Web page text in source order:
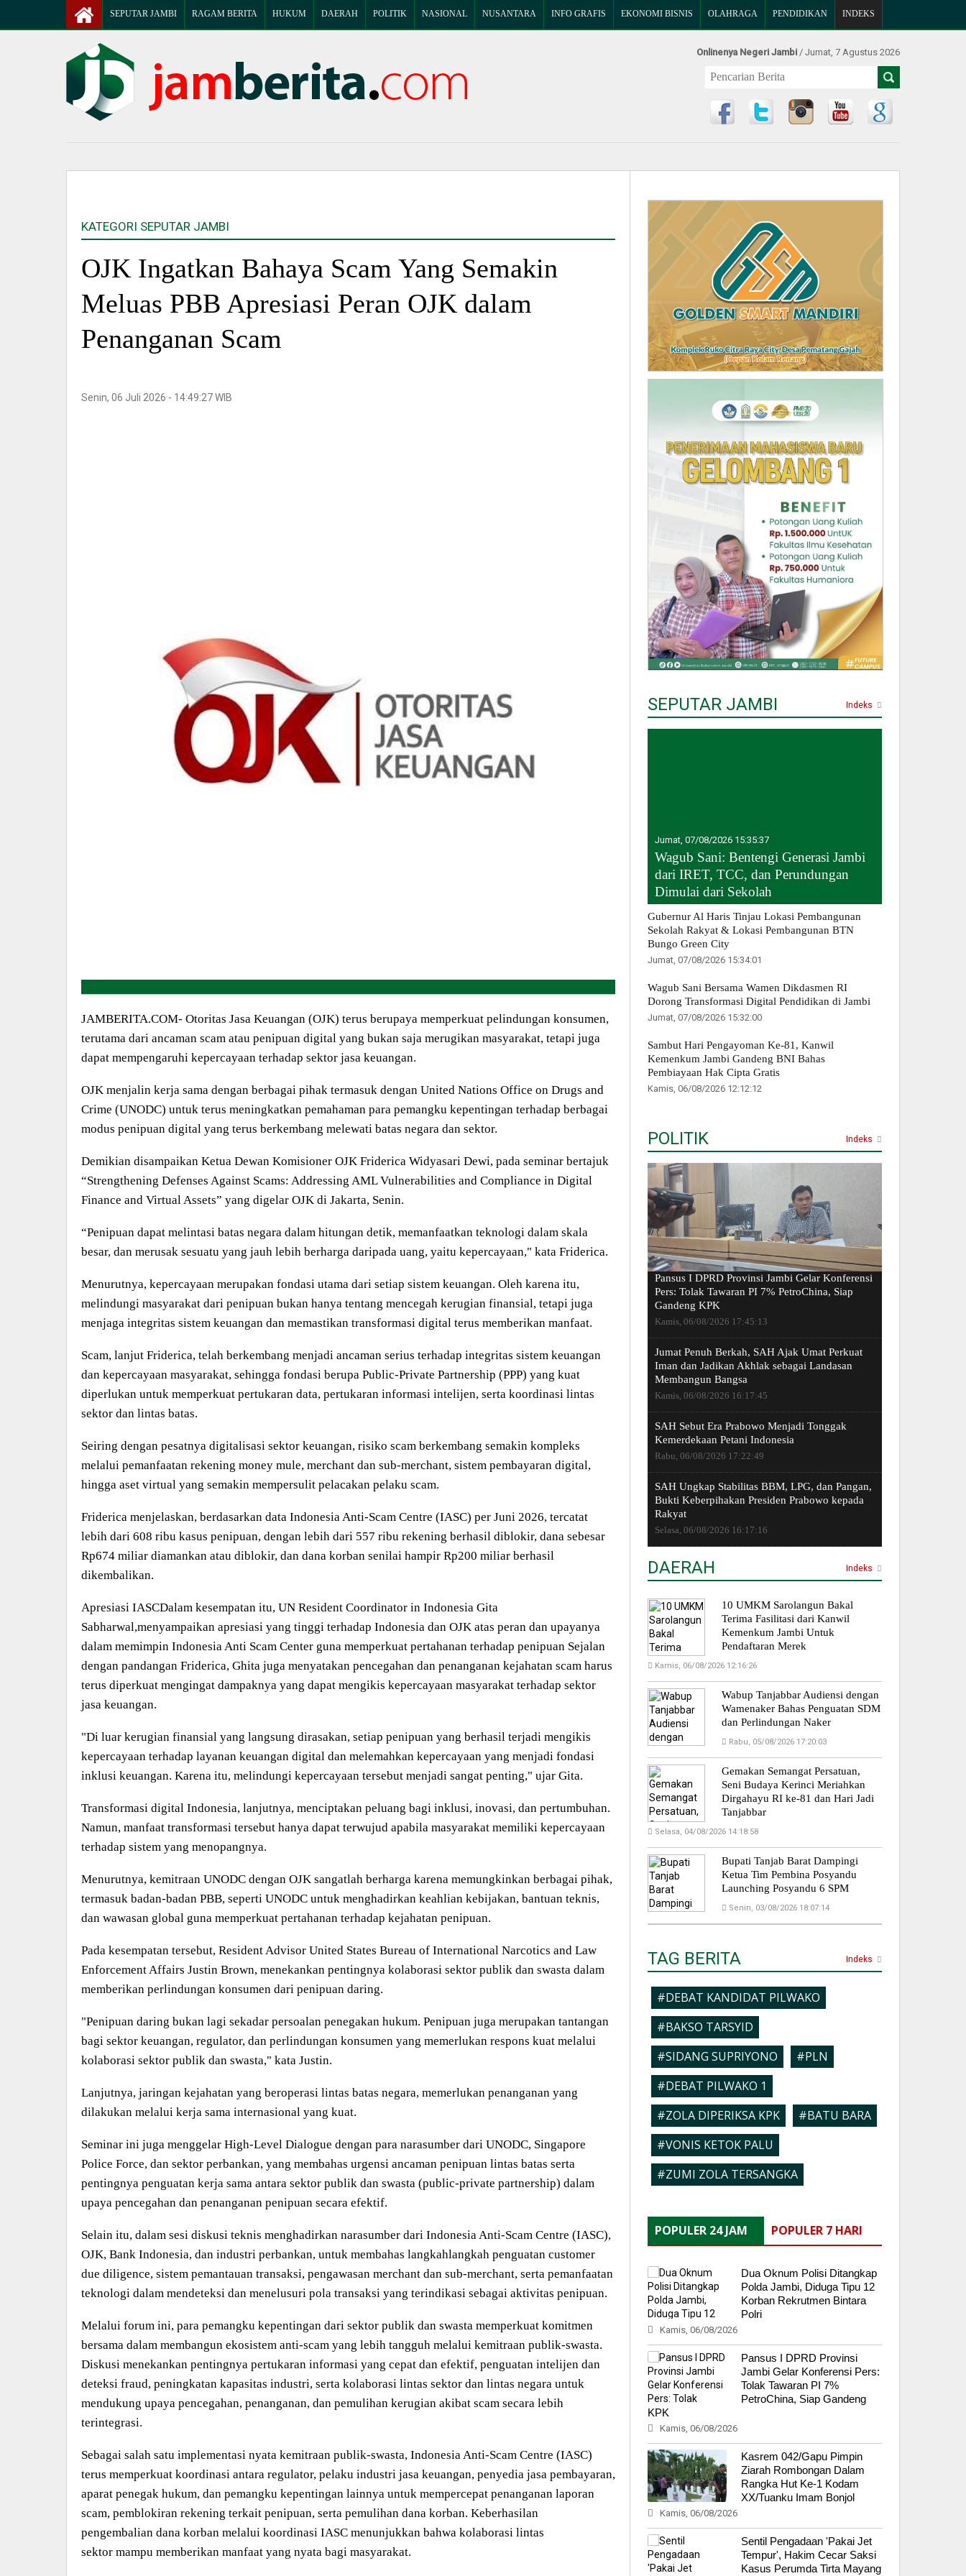
SEPUTAR JAMBI RAGAM BERITA HUKUM DAERAH POLITIK NASIONAL NUSANTARA INFO GRAFIS EKONOMI BISNIS OLAHRAGA PENDIDIKAN INDEKS
Onlinenya Negeri Jambi / Jumat, 7 Agustus 2026
KATEGORI SEPUTAR JAMBI
OJK Ingatkan Bahaya Scam Yang Semakin
Meluas PBB Apresiasi Peran OJK dalam
Penanganan Scam
Senin, 06 Juli 2026 - 14:49:27 WIB
JAMBERITA.COM- Otoritas Jasa Keuangan (OJK) terus berupaya memperkuat pelindungan konsumen,
terutama dari ancaman scam atau penipuan digital yang bukan saja merugikan masyarakat, tetapi juga
dapat mempengaruhi kepercayaan terhadap sektor jasa keuangan.
OJK menjalin kerja sama dengan berbagai pihak termasuk dengan United Nations Office on Drugs and
Crime (UNODC) untuk terus meningkatkan pemahaman para pemangku kepentingan terhadap berbagai
modus penipuan digital yang terus berkembang melewati batas negara dan sektor.
Demikian disampaikan Ketua Dewan Komisioner OJK Friderica Widyasari Dewi, pada seminar bertajuk
“Strengthening Defenses Against Scams: Addressing AML Vulnerabilities and Compliance in Digital
Finance and Virtual Assets” yang digelar OJK di Jakarta, Senin.
“Penipuan dapat melintasi batas negara dalam hitungan detik, memanfaatkan teknologi dalam skala
besar, dan merusak sesuatu yang jauh lebih berharga daripada uang, yaitu kepercayaan," kata Friderica.
Menurutnya, kepercayaan merupakan fondasi utama dari setiap sistem keuangan. Oleh karena itu,
melindungi masyarakat dari penipuan bukan hanya tentang mencegah kerugian finansial, tetapi juga
menjaga integritas sistem keuangan dan memastikan transformasi digital terus memberikan manfaat.
Scam, lanjut Friderica, telah berkembang menjadi ancaman serius terhadap integritas sistem keuangan
dan kepercayaan masyarakat, sehingga fondasi berupa Public-Private Partnership (PPP) yang kuat
diperlukan untuk memperkuat pertukaran data, pertukaran informasi intelijen, serta koordinasi lintas
sektor dan lintas batas.
Seiring dengan pesatnya digitalisasi sektor keuangan, risiko scam berkembang semakin kompleks
melalui pemanfaatan rekening money mule, merchant dan sub-merchant, sistem pembayaran digital,
hingga aset virtual yang semakin mempersulit pelacakan pelaku scam.
Friderica menjelaskan, berdasarkan data Indonesia Anti-Scam Centre (IASC) per Juni 2026, tercatat
lebih dari 608 ribu kasus penipuan, dengan lebih dari 557 ribu rekening berhasil diblokir, dana sebesar
Rp674 miliar diamankan atau diblokir, dan dana korban senilai hampir Rp200 miliar berhasil
dikembalikan.
Apresiasi IASCDalam kesempatan itu, UN Resident Coordinator in Indonesia Gita
Sabharwal,menyampaikan apresiasi yang tinggi terhadap Indonesia dan OJK atas peran dan upayanya
dalam memimpin Indonesia Anti Scam Center guna memperkuat pertahanan terhadap penipuan Sejalan
dengan pandangan Friderica, Ghita juga menyatakan pencegahan dan penanganan kejahatan scam harus
terus diperkuat mengingat dampaknya yang dapat mengikis kepercayaan masyarakat terhadap sektor
jasa keuangan.
"Di luar kerugian finansial yang langsung dirasakan, setiap penipuan yang berhasil terjadi mengikis
kepercayaan terhadap layanan keuangan digital dan melemahkan kepercayaan yang menjadi fondasi
inklusi keuangan. Karena itu, melindungi kepercayaan tersebut menjadi sangat penting," ujar Gita.
Transformasi digital Indonesia, lanjutnya, menciptakan peluang bagi inklusi, inovasi, dan pertumbuhan.
Namun, manfaat transformasi tersebut hanya dapat terwujud apabila masyarakat memiliki kepercayaan
terhadap sistem yang menopangnya.
Menurutnya, kemitraan UNODC dengan OJK sangatlah berharga karena memungkinkan berbagai pihak,
termasuk badan-badan PBB, seperti UNODC untuk menghadirkan keahlian kebijakan, bantuan teknis,
dan wawasan global guna memperkuat pertahanan terhadap kejahatan penipuan.
Pada kesempatan tersebut, Resident Advisor United States Bureau of International Narcotics and Law
Enforcement Affairs Justin Brown, menekankan pentingnya kolaborasi sektor publik dan swasta dalam
memberikan perlindungan konsumen dari penipuan daring.
"Penipuan daring bukan lagi sekadar persoalan penegakan hukum. Penipuan juga merupakan tantangan
bagi sektor keuangan, regulator, dan perlindungan konsumen yang memerlukan respons kuat melalui
kolaborasi sektor publik dan swasta," kata Justin.
Lanjutnya, jaringan kejahatan yang beroperasi lintas batas negara, memerlukan penanganan yang
dilakukan melalui kerja sama internasional yang kuat.
Seminar ini juga menggelar High-Level Dialogue dengan para narasumber dari UNODC, Singapore
Police Force, dan sektor perbankan, yang membahas urgensi ancaman penipuan lintas batas serta
pentingnya penguatan kerja sama antara sektor publik dan swasta (public-private partnership) dalam
upaya pencegahan dan penanganan penipuan secara efektif.
Selain itu, dalam sesi diskusi teknis menghadirkan narasumber dari Indonesia Anti-Scam Centre (IASC),
OJK, Bank Indonesia, dan industri perbankan, untuk membahas langkahlangkah penguatan customer
due diligence, sistem pemantauan transaksi, pengawasan merchant dan sub-merchant, serta pemanfaatan
teknologi dalam mendeteksi dan menelusuri pola transaksi yang terindikasi sebagai aktivitas penipuan.
Melalui forum ini, para pemangku kepentingan dari sektor publik dan swasta memperkuat komitmen
bersama dalam membangun ekosistem anti-scam yang lebih tangguh melalui kemitraan publik-swasta.
Diskusi menekankan pentingnya pertukaran informasi yang cepat dan efektif, penguatan intelijen dan
deteksi fraud, peningkatan kapasitas industri, serta kolaborasi lintas sektor dan lintas negara untuk
mendukung upaya pencegahan, penanganan, dan pemulihan kerugian akibat scam secara lebih
terintegrasi.
Sebagai salah satu implementasi nyata kemitraan publik-swasta, Indonesia Anti-Scam Centre (IASC)
terus memperkuat koordinasi antara regulator, pelaku industri jasa keuangan, penyedia jasa pembayaran,
aparat penegak hukum, dan pemangku kepentingan lainnya untuk mempercepat penanganan laporan
scam, pemblokiran rekening terkait penipuan, serta pemulihan dana korban. Keberhasilan
pengembalian dana korban melalui koordinasi IASC menunjukkan bahwa kolaborasi lintas
sektor mampu memberikan manfaat yang nyata bagi masyarakat.
SEPUTAR JAMBI Indeks
Jumat, 07/08/2026 15:35:37
Wagub Sani: Bentengi Generasi Jambi
dari IRET, TCC, dan Perundungan
Dimulai dari Sekolah
Gubernur Al Haris Tinjau Lokasi Pembangunan
Sekolah Rakyat & Lokasi Pembangunan BTN
Bungo Green City
Jumat, 07/08/2026 15:34:01
Wagub Sani Bersama Wamen Dikdasmen RI
Dorong Transformasi Digital Pendidikan di Jambi
Jumat, 07/08/2026 15:32:00
Sambut Hari Pengayoman Ke-81, Kanwil
Kemenkum Jambi Gandeng BNI Bahas
Pembiayaan Hak Cipta Gratis
Kamis, 06/08/2026 12:12:12
POLITIK Indeks
Pansus I DPRD Provinsi Jambi Gelar Konferensi
Pers: Tolak Tawaran PI 7% PetroChina, Siap
Gandeng KPK
Kamis, 06/08/2026 17:45:13
Jumat Penuh Berkah, SAH Ajak Umat Perkuat
Iman dan Jadikan Akhlak sebagai Landasan
Membangun Bangsa
Kamis, 06/08/2026 16:17:45
SAH Sebut Era Prabowo Menjadi Tonggak
Kemerdekaan Petani Indonesia
Rabu, 06/08/2026 17:22:49
SAH Ungkap Stabilitas BBM, LPG, dan Pangan,
Bukti Keberpihakan Presiden Prabowo kepada
Rakyat
Selasa, 06/08/2026 16:17:16
DAERAH Indeks
10 UMKM Sarolangun Bakal
Terima Fasilitasi dari Kanwil
Kemenkum Jambi Untuk
Pendaftaran Merek
Kamis, 06/08/2026 12:16:26
Wabup Tanjabbar Audiensi dengan
Wamenaker Bahas Penguatan SDM
dan Perlindungan Naker
Rabu, 05/08/2026 17:20:03
Gemakan Semangat Persatuan,
Seni Budaya Kerinci Meriahkan
Dirgahayu RI ke-81 dan Hari Jadi
Tanjabbar
Selasa, 04/08/2026 14:18:58
Bupati Tanjab Barat Dampingi
Ketua Tim Pembina Posyandu
Launching Posyandu 6 SPM
Senin, 03/08/2026 18:07:14
TAG BERITA Indeks
#DEBAT KANDIDAT PILWAKO
#BAKSO TARSYID
#SIDANG SUPRIYONO
#PLN
#DEBAT PILWAKO 1
#ZOLA DIPERIKSA KPK
#BATU BARA
#VONIS KETOK PALU
#ZUMI ZOLA TERSANGKA
POPULER 24 JAM POPULER 7 HARI
Dua Oknum Polisi Ditangkap
Polda Jambi, Diduga Tipu 12
Korban Rekrutmen Bintara
Polri
Kamis, 06/08/2026
Pansus I DPRD Provinsi
Jambi Gelar Konferensi Pers:
Tolak Tawaran PI 7%
PetroChina, Siap Gandeng
KPK
Kamis, 06/08/2026
Kasrem 042/Gapu Pimpin
Ziarah Rombongan Dalam
Rangka Hut Ke-1 Kodam
XX/Tuanku Imam Bonjol
Kamis, 06/08/2026
Sentil Pengadaan 'Pakai Jet
Tempur', Hakim Cecar Saksi
Kasus Perumda Tirta Mayang